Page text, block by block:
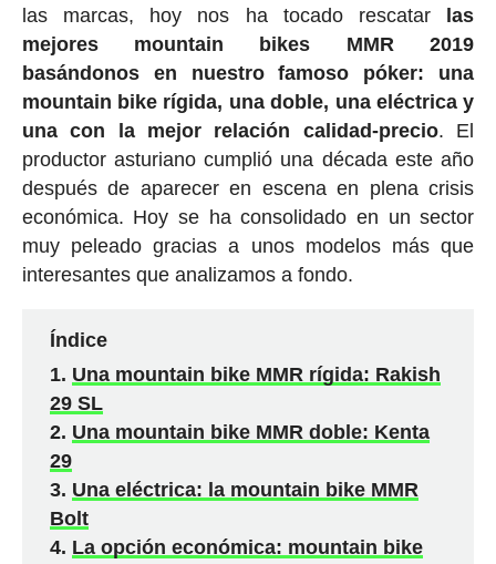
las marcas, hoy nos ha tocado rescatar
las
mejores mountain bikes MMR 2019
basándonos en nuestro famoso póker: una
mountain bike rígida, una doble, una eléctrica y
una con la mejor relación calidad-precio. El
productor asturiano cumplió una década este año
después de aparecer en escena en plena crisis
económica. Hoy se ha consolidado en un sector
muy peleado gracias a unos modelos más que
interesantes que analizamos a fondo.
Índice
Una mountain bike MMR rígida: Rakish
29 SL
Una mountain bike MMR doble: Kenta
29
Una eléctrica: la mountain bike MMR
Bolt
La opción económica: mountain bike